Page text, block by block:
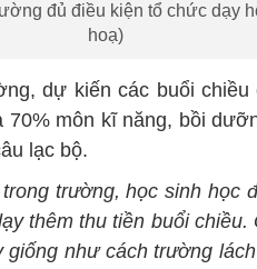
đủ điều kiện tổ chức dạy
hoạ)
dự kiến các buổi chiều
70% môn kĩ năng, bồi
lạc bộ.
trường, học sinh học
thêm thu tiền buổi chiều.
như cách trường